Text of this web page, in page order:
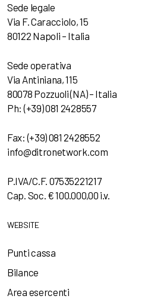
Sede legale
Via F. Caracciolo, 15
80122 Napoli – Italia
Sede operativa
Via Antiniana, 115
80078 Pozzuoli (NA) – Italia
Ph: (+39) 081 2428557
Fax: (+39) 081 2428552
info@ditronetwork.com
P.IVA/C.F. 07535221217
Cap. Soc. € 100.000,00 i.v.
WEBSITE
Punti cassa
Bilance
Area esercenti